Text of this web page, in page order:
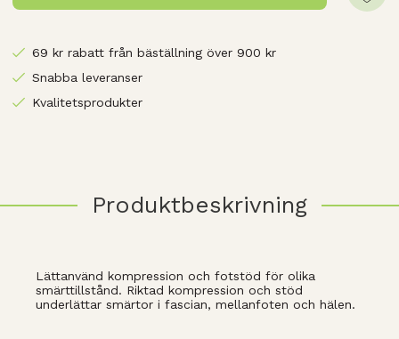
69 kr rabatt från bäställning över 900 kr
Snabba leveranser
Kvalitetsprodukter
Produktbeskrivning
Lättanvänd kompression och fotstöd för olika
smärttillstånd. Riktad kompression och stöd
underlättar smärtor i fascian, mellanfoten och hälen.